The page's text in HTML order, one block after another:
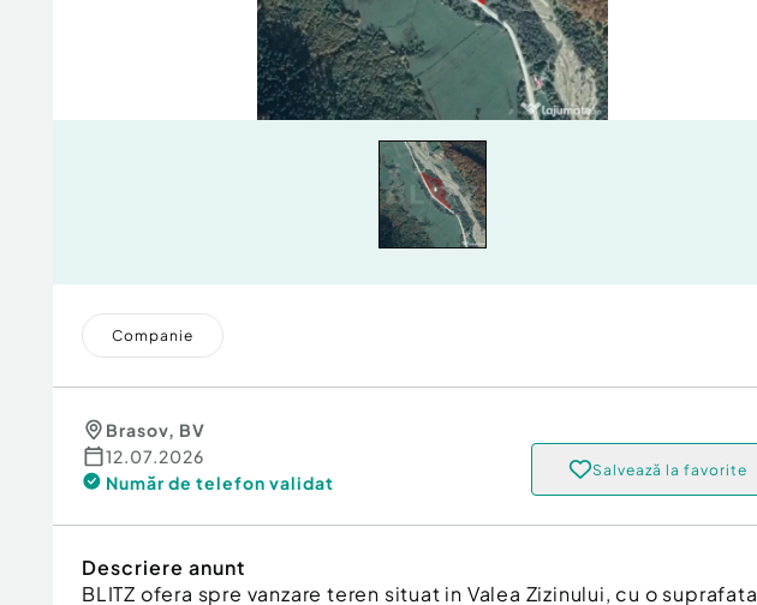
Companie
Brasov, BV
12.07.2026
Număr de telefon validat
Salvează la favorite
Descriere anunt
BLITZ ofera spre vanzare teren situat in Valea Zizinului, cu o suprafata